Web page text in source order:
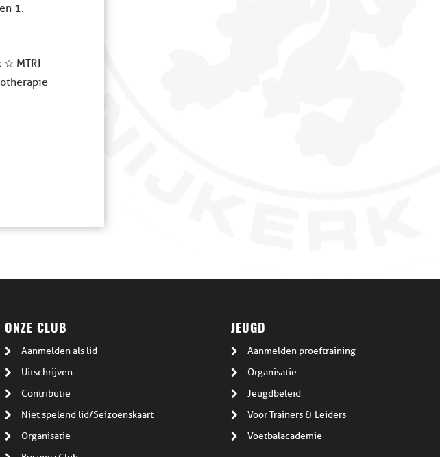
1.
MTRL
ONZE CLUB
Aanmelden als lid
Uitschrijven
Contributie
Niet spelend lid/Seizoenskaart
Organisatie
JEUGD
Aanmelden proeftraining
Organisatie
Jeugdbeleid
Voor Trainers & Leiders
Voetbalacademie